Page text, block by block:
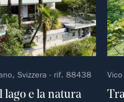
Svizzera - rif. 88438
lago e la natura